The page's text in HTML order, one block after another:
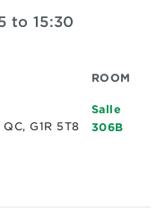
to 15:30
G1R 5T8
ROOM
Salle
306B